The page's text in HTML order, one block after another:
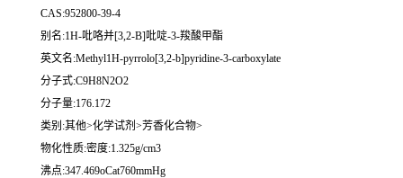
CAS:952800-39-4
别名:1H-吡咯并[3,2-B]吡啶-3-羧酸甲酯
英文名:Methyl1H-pyrrolo[3,2-b]pyridine-3-carboxylate
分子式:C9H8N2O2
分子量:176.172
类别:其他>化学试剂>芳香化合物>
物化性质:密度:1.325g/cm3
沸点:347.469oCat760mmHg